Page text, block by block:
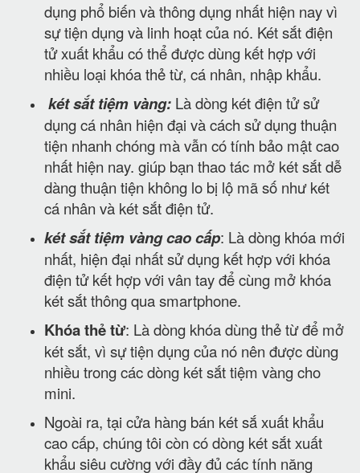
dụng phổ biến và thông dụng nhất hiện nay vì
sự tiện dụng và linh hoạt của nó. Két sắt điện
tử xuất khẩu có thể được dùng kết hợp với
nhiều loại khóa thẻ từ, cá nhân, nhập khẩu.
két sắt tiệm vàng: Là dòng két điện tử sử
dụng cá nhân hiện đại và cách sử dụng thuận
tiện nhanh chóng mà vẫn có tính bảo mật cao
nhất hiện nay. giúp bạn thao tác mở két sắt dễ
dàng thuận tiện không lo bị lộ mã số như két
cá nhân và két sắt điện tử.
két sắt tiệm vàng cao cấp: Là dòng khóa mới
nhất, hiện đại nhất sử dụng kết hợp với khóa
điện tử kết hợp với vân tay để cùng mở khóa
két sắt thông qua smartphone.
Khóa thẻ từ: Là dòng khóa dùng thẻ từ để mở
két sắt, vì sự tiện dụng của nó nên được dùng
nhiều trong các dòng két sắt tiệm vàng cho
mini.
Ngoài ra, tại cửa hàng bán két sắ xuất khẩu
cao cấp, chúng tôi còn có dòng két sắt xuất
khẩu siêu cường với đầy đủ các tính năng